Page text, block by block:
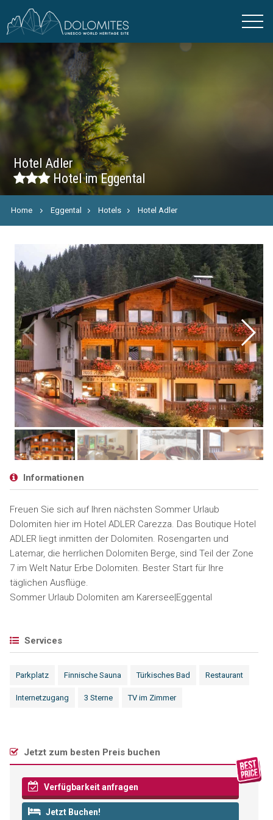
Hotel Adler
Hotel im Eggental
Home Eggental Hotels Hotel Adler
Informationen
Freuen Sie sich auf Ihren nächsten Sommer Urlaub
Dolomiten hier im Hotel ADLER Carezza. Das Boutique Hotel
ADLER liegt inmitten der Dolomiten. Rosengarten und
Latemar, die herrlichen Dolomiten Berge, sind Teil der Zone
7 im Welt Natur Erbe Dolomiten. Bester Start für Ihre
täglichen Ausflüge.
Sommer Urlaub Dolomiten am Karersee|Eggental
Services
Parkplatz Finnische Sauna Türkisches Bad Restaurant
Internetzugang 3 Sterne TV im Zimmer
Jetzt zum besten Preis buchen
Verfügbarkeit anfragen
Jetzt Buchen!